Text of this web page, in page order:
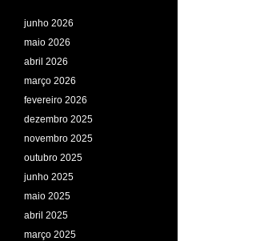
junho 2026
maio 2026
abril 2026
março 2026
fevereiro 2026
dezembro 2025
novembro 2025
outubro 2025
junho 2025
maio 2025
abril 2025
março 2025